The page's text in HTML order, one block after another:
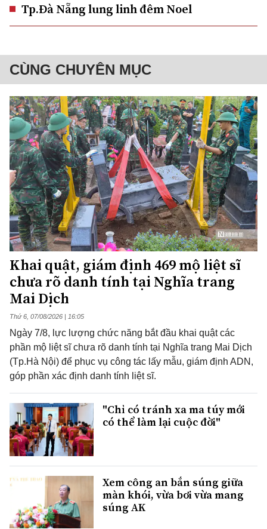
Tp.Đà Nẵng lung linh đêm Noel
CÙNG CHUYÊN MỤC
Khai quật, giám định 469 mộ liệt sĩ
chưa rõ danh tính tại Nghĩa trang
Mai Dịch
Thứ 6, 07/08/2026 | 16:05
Ngày 7/8, lực lượng chức năng bắt đầu khai quật các
phần mộ liệt sĩ chưa rõ danh tính tại Nghĩa trang Mai Dịch
(Tp.Hà Nội) để phục vụ công tác lấy mẫu, giám định ADN,
góp phần xác định danh tính liệt sĩ.
"Chỉ có tránh xa ma túy mới
có thể làm lại cuộc đời"
Xem công an bắn súng giữa
màn khói, vừa bơi vừa mang
súng AK